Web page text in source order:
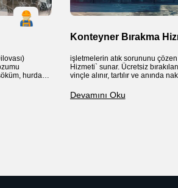
hurda
Konteyner Bırakma
işletmelerin atık sorununu
Hizmeti` sunar. Ücretsiz
vinçle alınır, tartılır ve anında
Devamını Oku